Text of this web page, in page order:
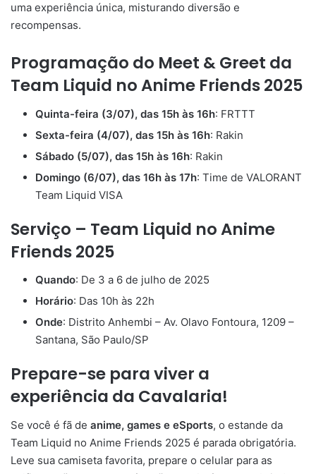
uma experiência única, misturando diversão e
recompensas.
Programação do Meet & Greet da
Team Liquid no Anime Friends 2025
Quinta-feira (3/07), das 15h às 16h: FRTTT
Sexta-feira (4/07), das 15h às 16h: Rakin
Sábado (5/07), das 15h às 16h: Rakin
Domingo (6/07), das 16h às 17h: Time de VALORANT
Team Liquid VISA
Serviço – Team Liquid no Anime
Friends 2025
Quando: De 3 a 6 de julho de 2025
Horário: Das 10h às 22h
Onde: Distrito Anhembi – Av. Olavo Fontoura, 1209 –
Santana, São Paulo/SP
Prepare-se para viver a
experiência da Cavalaria!
Se você é fã de anime, games e eSports, o estande da
Team Liquid no Anime Friends 2025 é parada obrigatória.
Leve sua camiseta favorita, prepare o celular para as